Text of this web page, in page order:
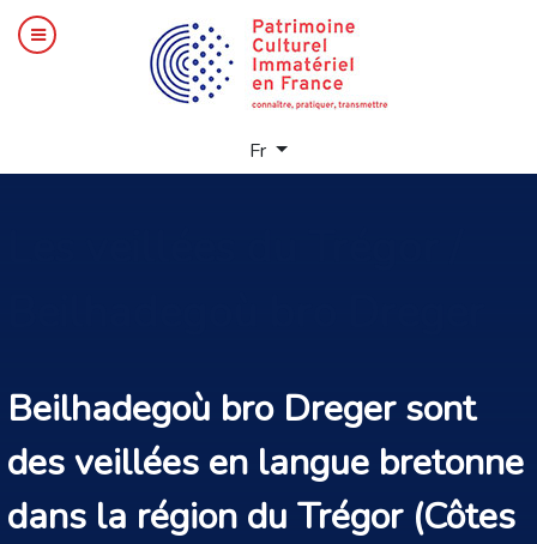
Fr
Beilhadegoù bro Dreger sont
des veillées en langue bretonne
dans la région du Trégor (Côtes